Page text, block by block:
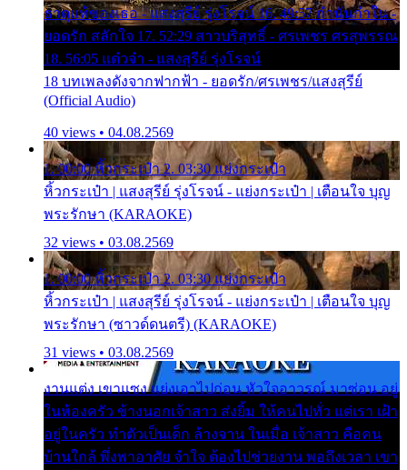
ธาตุแท้ของเธอ - แสงสุรีย์ รุ่งโรจน์ 16. 49:57 กำนันกำใน -
ยอดรัก สลักใจ 17. 52:29 สาวบริสุทธิ์ - ศรเพชร ศรสุพรรณ
18. 56:05 แต๋วจ๋า - แสงสุรีย์ รุ่งโรจน์
18 บทเพลงดังจากฟากฟ้า - ยอดรัก/ศรเพชร/แสงสุรีย์
(Official Audio)
40 views • 04.08.2569
1. 00:00 หิ้วกระเป๋า 2. 03:30 แย่งกระเป๋า
หิ้วกระเป๋า | แสงสุรีย์ รุ่งโรจน์ - แย่งกระเป๋า | เตือนใจ บุญ
พระรักษา (KARAOKE)
32 views • 03.08.2569
1. 00:00 หิ้วกระเป๋า 2. 03:30 แย่งกระเป๋า
หิ้วกระเป๋า | แสงสุรีย์ รุ่งโรจน์ - แย่งกระเป๋า | เตือนใจ บุญ
พระรักษา (ซาวด์ดนตรี) (KARAOKE)
31 views • 03.08.2569
งานแต่ง เขาแซง แย่งเอาไปก่อน หัวใจอาวรณ์ มาซ่อน อยู่
ในห้องครัว ข้างนอกเจ้าสาว ส่งยิ้ม ให้คนไปทั่ว แต่เรา เฝ้า
อยู่ในครัว ทำตัวเป็นเด็ก ล้างจาน ในเมื่อ เจ้าสาว คือคน
บ้านใกล้ พึ่งพาอาศัย จำใจ ต้องไปช่วยงาน พอถึงเวลา เขา